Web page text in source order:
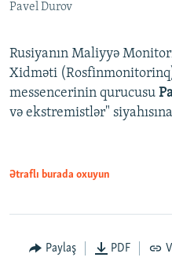
Pavel Durov
Rusiyanın Maliyyə
Xidməti
messencerinin qurucusu
və ekstremistlər"
Ətraflı burada oxuyun
Paylaş PDF